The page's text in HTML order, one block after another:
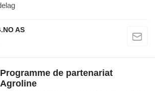
AS
Programme de partenariat
Agroline